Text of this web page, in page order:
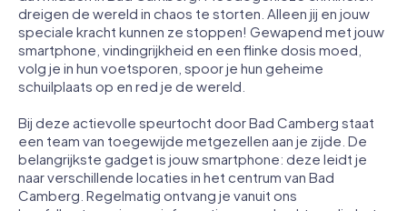
dreigen de wereld in chaos te storten. Alleen jij en jouw
speciale kracht kunnen ze stoppen! Gewapend met jouw
smartphone, vindingrijkheid en een flinke dosis moed,
volg je in hun voetsporen, spoor je hun geheime
schuilplaats op en red je de wereld.
Bij deze actievolle speurtocht door Bad Camberg staat
een team van toegewijde metgezellen aan je zijde. De
belangrijkste gadget is jouw smartphone: deze leidt je
naar verschillende locaties in het centrum van Bad
Camberg. Regelmatig ontvang je vanuit ons